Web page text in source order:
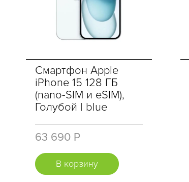
Смартфон Apple
iPhone 15 128 ГБ
(nano-SIM и eSIM),
Голубой | blue
63 690 Р
В корзину